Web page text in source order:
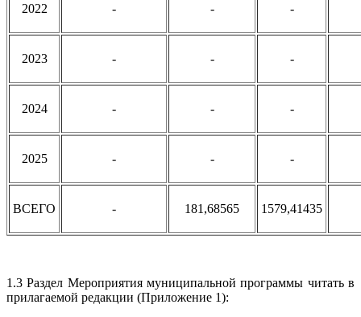
2022 - - -
2023 - - -
2024 - - -
2025 - - -
ВСЕГО - 181,68565 1579,41435
1.3 Раздел Мероприятия муниципальной программы читать в
прилагаемой редакции (Приложение 1):